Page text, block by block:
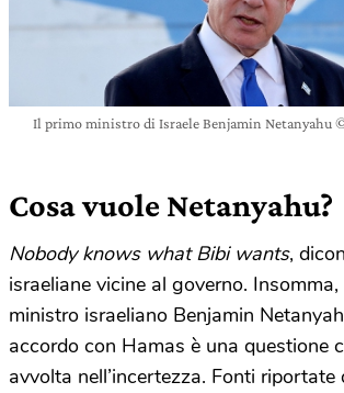
Il primo ministro di Israele Benjamin Netanyahu
Cosa vuole Netanyahu?
Nobody knows what Bibi wants,
israeliane vicine al governo.
ministro israeliano Benjamin
accordo con Hamas è una questione
avvolta nell’incertezza. Fonti riportate